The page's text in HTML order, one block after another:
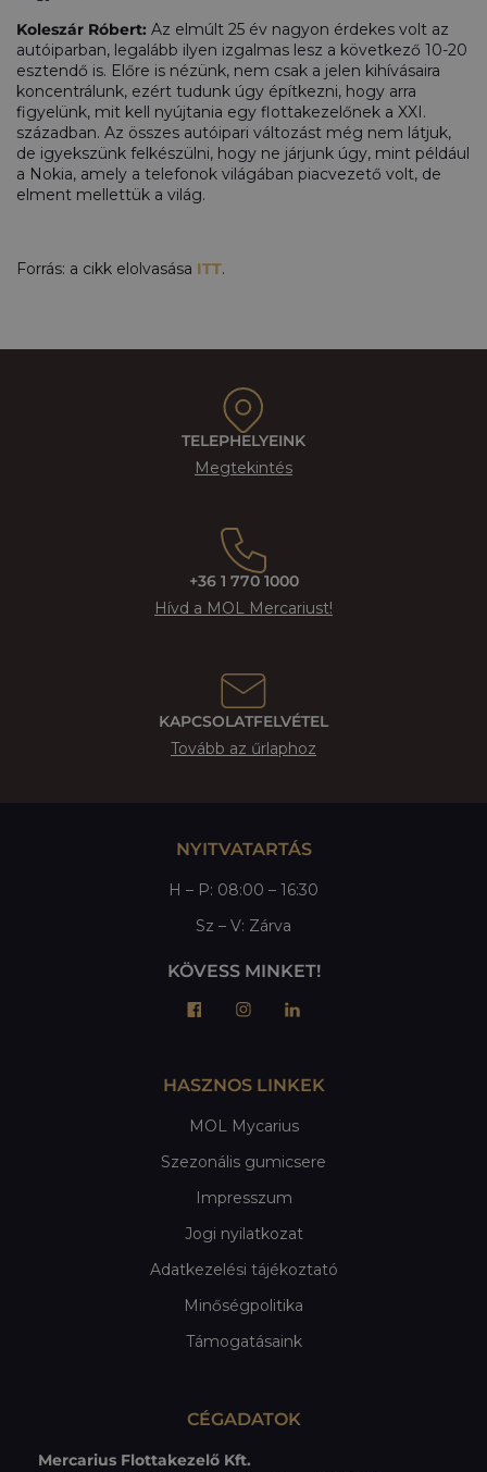
Koleszár Róbert: Az elmúlt 25 év nagyon érdekes volt az
autóiparban, legalább ilyen izgalmas lesz a következő 10-20
esztendő is. Előre is nézünk, nem csak a jelen kihívásaira
koncentrálunk, ezért tudunk úgy építkezni, hogy arra
figyelünk, mit kell nyújtania egy flottakezelőnek a XXI.
században. Az összes autóipari változást még nem látjuk,
de igyekszünk felkészülni, hogy ne járjunk úgy, mint például
a Nokia, amely a telefonok világában piacvezető volt, de
elment mellettük a világ.
Forrás: a cikk elolvasása ITT.
TELEPHELYEINK
Megtekintés
+36 1 770 1000
Hívd a MOL Mercariust!
KAPCSOLATFELVÉTEL
Tovább az űrlaphoz
NYITVATARTÁS
H – P: 08:00 – 16:30
Sz – V: Zárva
KÖVESS MINKET!
HASZNOS LINKEK
MOL Mycarius
Szezonális gumicsere
Impresszum
Jogi nyilatkozat
Adatkezelési tájékoztató
Minőségpolitika
Támogatásaink
CÉGADATOK
Mercarius Flottakezelő Kft.